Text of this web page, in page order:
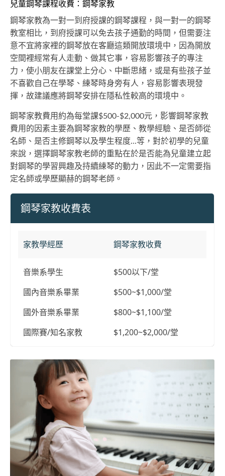
兒童鋼琴課程收費：鋼琴家教
鋼琴家教為一對一到府授課的鋼琴課程，與一對一的鋼琴
教室相比，到府授課可以免去孩子通勤的時間，但需要注
意不宜將家裡的鋼琴放在客廳這類開放環境中，因為開放
空間裡經常有人走動、做其它事，容易影響孩子的專注
力，使小朋友在課堂上分心、中斷思緒，或是有些孩子並
不喜歡自己在學琴、練琴時身旁有人，容易影響表現發
揮，故建議應將鋼琴安排在隱私性較高的環境中。
鋼琴家教費用約為每堂課$500-$2,000元，影響鋼琴家教
費用的因素主要為鋼琴家教的學歷、教學經驗、是否師從
名師、是否主修鋼琴以及學生程度...等，對於初學的兒童
來說，選擇鋼琴家教老師的重點在於是否能為兒童建立起
對鋼琴的學習興趣及持續練琴的動力，因此不一定需要指
定名師或學歷顯赫的鋼琴老師。
鋼琴家教收費表
家教學經歷 鋼琴家教收費
音樂系學生
$500以下/堂
國內音樂系畢業
$500~$1,000/堂
國外音樂系畢業
$800~$1,100/堂
國際賽/知名家教
$1,200~$2,000/堂